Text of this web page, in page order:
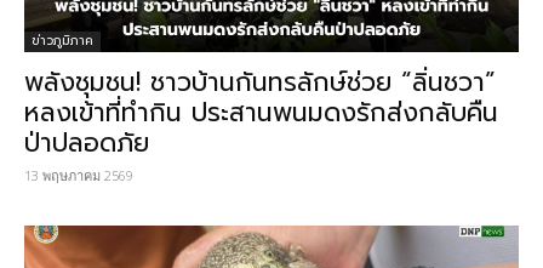
ข่าวภูมิภาค
พลังชุมชน! ชาวบ้านกันทรลักษ์ช่วย “ลิ่นชวา”
หลงเข้าที่ทำกิน ประสานพนมดงรักส่งกลับคืน
ป่าปลอดภัย
13 พฤษภาคม 2569